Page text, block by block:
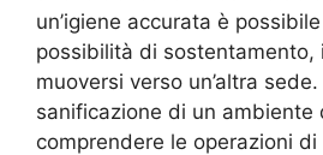
un’igiene accurata è
possibilità di sostentamento,
muoversi verso un’altra sede.
sanificazione di un ambiente
comprendere le operazioni di